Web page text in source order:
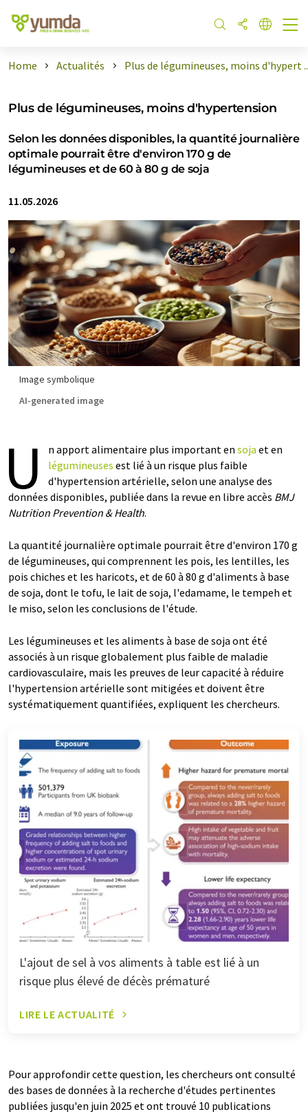
Home Actualités Plus de légumineuses, moins d'hypert
Plus de légumineuses, moins d'hypertension
Selon les données disponibles, la quantité journalière
optimale pourrait être d'environ 170 g de
légumineuses et de 60 à 80 g de soja
11.05.2026
Image symbolique
AI-generated image
U n apport alimentaire plus important en soja et en
légumineuses est lié à un risque plus faible
d'hypertension artérielle, selon une analyse des
données disponibles, publiée dans la revue en libre accès BMJ
Nutrition Prevention & Health.
La quantité journalière optimale pourrait être d'environ 170 g
de légumineuses, qui comprennent les pois, les lentilles, les
pois chiches et les haricots, et de 60 à 80 g d'aliments à base
de soja, dont le tofu, le lait de soja, l'edamame, le tempeh et
le miso, selon les conclusions de l'étude.
Les légumineuses et les aliments à base de soja ont été
associés à un risque globalement plus faible de maladie
cardiovasculaire, mais les preuves de leur capacité à réduire
l'hypertension artérielle sont mitigées et doivent être
systématiquement quantifiées, expliquent les chercheurs.
L'ajout de sel à vos aliments à table est lié à un
risque plus élevé de décès prématuré
LIRE LE ACTUALITÉ
Pour approfondir cette question, les chercheurs ont consulté
des bases de données à la recherche d'études pertinentes
publiées jusqu'en juin 2025 et ont trouvé 10 publications